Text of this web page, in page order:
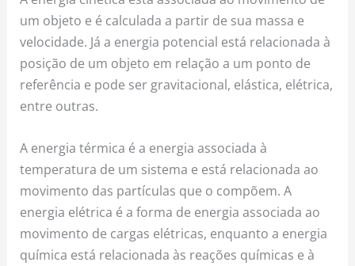
um objeto e é calculada a partir de sua massa e
velocidade. Já a energia potencial está relacionada à
posição de um objeto em relação a um ponto de
referência e pode ser gravitacional, elástica, elétrica,
entre outras.
A energia térmica é a energia associada à
temperatura de um sistema e está relacionada ao
movimento das partículas que o compõem. A
energia elétrica é a forma de energia associada ao
movimento de cargas elétricas, enquanto a energia
química está relacionada às reações químicas e à